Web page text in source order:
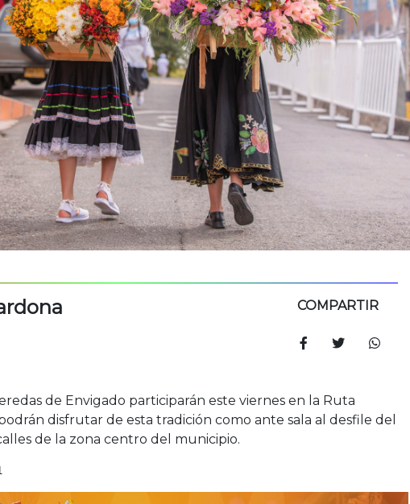
COMPARTIR
de Envigado participarán este viernes en la Ruta
disfrutar de esta tradición como ante sala al desfile del
de la zona centro del municipio.